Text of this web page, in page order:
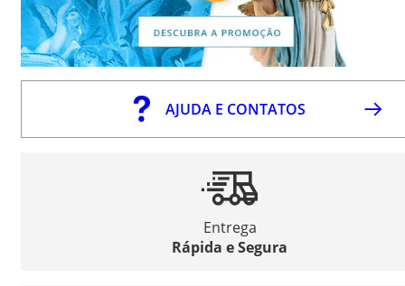
AJUDA E CONTATOS
Entrega
Rápida e Segura